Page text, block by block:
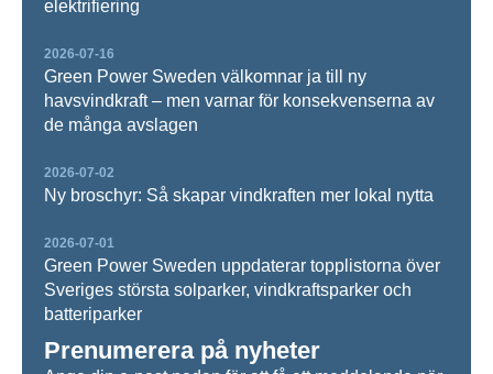
elektrifiering
2026-07-16
Green Power Sweden välkomnar ja till ny
havsvindkraft – men varnar för konsekvenserna av
de många avslagen
2026-07-02
Ny broschyr: Så skapar vindkraften mer lokal nytta
2026-07-01
Green Power Sweden uppdaterar topplistorna över
Sveriges största solparker, vindkraftsparker och
batteriparker
Prenumerera på nyheter